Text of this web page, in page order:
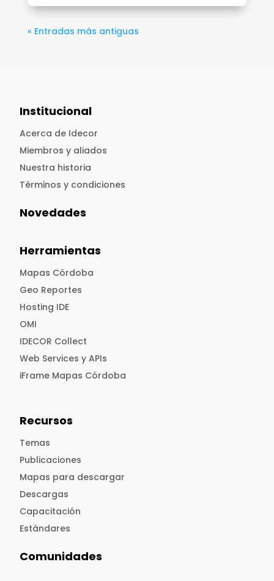
« Entradas más antiguas
Institucional
Acerca de Idecor
Miembros y aliados
Nuestra historia
Términos y condiciones
Novedades
Herramientas
Mapas Córdoba
Geo Reportes
Hosting IDE
OMI
IDECOR Collect
Web Services y APIs
iFrame Mapas Córdoba
Recursos
Temas
Publicaciones
Mapas para descargar
Descargas
Capacitación
Estándares
Comunidades